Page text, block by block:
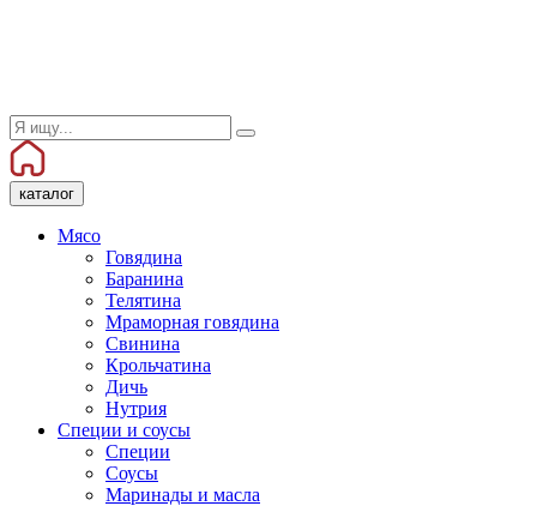
каталог
Мясо
Говядина
Баранина
Телятина
Мраморная говядина
Свинина
Крольчатина
Дичь
Нутрия
Специи и соусы
Специи
Соусы
Маринады и масла